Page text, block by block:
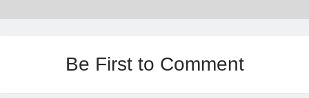
Be First to Comment